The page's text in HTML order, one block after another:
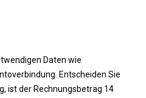
Daten wie
Entscheiden Sie
ist der Rechnungsbetrag 14